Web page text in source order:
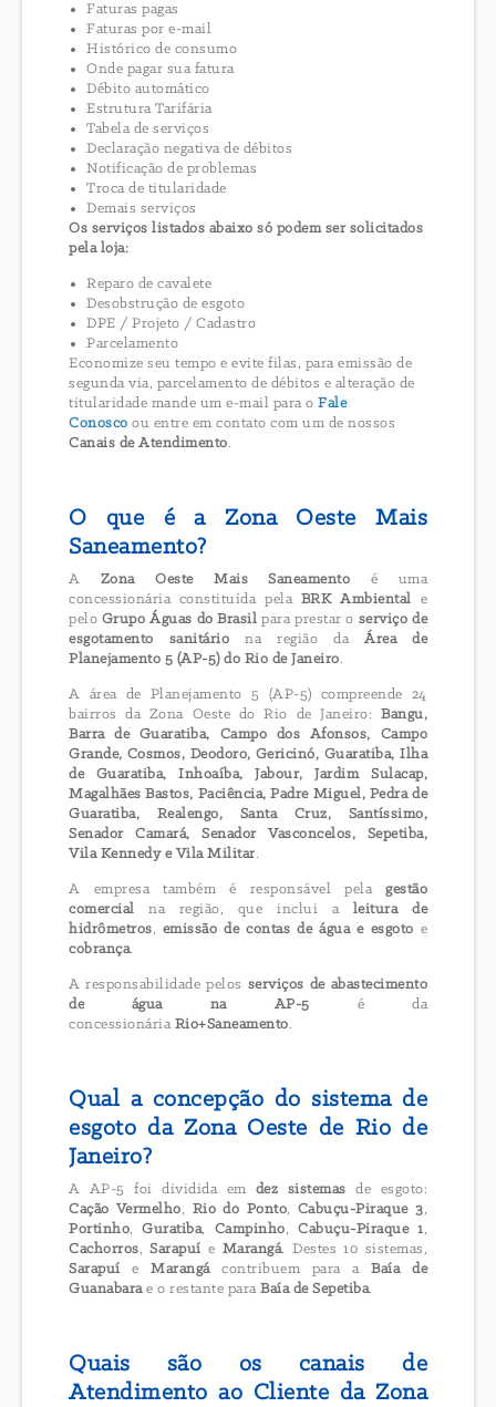
Faturas pagas
Faturas por e-mail
Histórico de consumo
Onde pagar sua fatura
Débito automático
Estrutura Tarifária
Tabela de serviços
Declaração negativa de débitos
Notificação de problemas
Troca de titularidade
Demais serviços
Os serviços listados abaixo só podem ser solicitados
pela loja:
Reparo de cavalete
Desobstrução de esgoto
DPE / Projeto / Cadastro
Parcelamento
Economize seu tempo e evite filas, para emissão de
segunda via, parcelamento de débitos e alteração de
titularidade mande um e-mail para o Fale
Conosco ou entre em contato com um de nossos
Canais de Atendimento.
O que é a Zona Oeste Mais
Saneamento?
A Zona Oeste Mais Saneamento é uma
concessionária constituída pela BRK Ambiental e
pelo Grupo Águas do Brasil para prestar o serviço de
esgotamento sanitário na região da Área de
Planejamento 5 (AP-5) do Rio de Janeiro.
A área de Planejamento 5 (AP-5) compreende 24
bairros da Zona Oeste do Rio de Janeiro: Bangu,
Barra de Guaratiba, Campo dos Afonsos, Campo
Grande, Cosmos, Deodoro, Gericinó, Guaratiba, Ilha
de Guaratiba, Inhoaíba, Jabour, Jardim Sulacap,
Magalhães Bastos, Paciência, Padre Miguel, Pedra de
Guaratiba, Realengo, Santa Cruz, Santíssimo,
Senador Camará, Senador Vasconcelos, Sepetiba,
Vila Kennedy e Vila Militar.
A empresa também é responsável pela gestão
comercial na região, que inclui a leitura de
hidrômetros, emissão de contas de água e esgoto e
cobrança.
A responsabilidade pelos serviços de abastecimento
de água na AP-5 é da
concessionária Rio+Saneamento.
Qual a concepção do sistema de
esgoto da Zona Oeste de Rio de
Janeiro?
A AP-5 foi dividida em dez sistemas de esgoto:
Cação Vermelho, Rio do Ponto, Cabuçu-Piraque 3,
Portinho,Guratiba, Campinho,Cabuçu-Piraque 1,
Cachorros,Sarapuí e Marangá. Destes 10 sistemas,
Sarapuí eMarangácontribuem para aBaía de
Guanabarae o restante para Baía de Sepetiba.
Quais são os canais de
Atendimento ao Cliente da Zona